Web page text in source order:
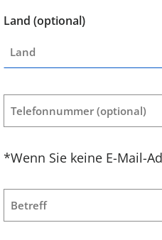
Land (optional)
Telefonnummer (optional)
*Wenn Sie keine E-Mail-
Betreff